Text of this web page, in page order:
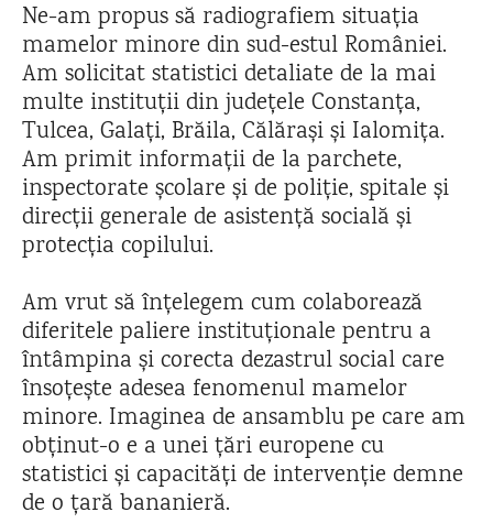
Ne-am propus să radiografiem situația
mamelor minore din sud-estul României.
Am solicitat statistici detaliate de la mai
multe instituții din județele Constanța,
Tulcea, Galați, Brăila, Călărași și Ialomița.
Am primit informații de la parchete,
inspectorate școlare și de poliție, spitale și
direcții generale de asistență socială și
protecția copilului.
Am vrut să înțelegem cum colaborează
diferitele paliere instituționale pentru a
întâmpina și corecta dezastrul social care
însoțește adesea fenomenul mamelor
minore. Imaginea de ansamblu pe care am
obținut-o e a unei țări europene cu
statistici și capacități de intervenție demne
de o țară bananieră.